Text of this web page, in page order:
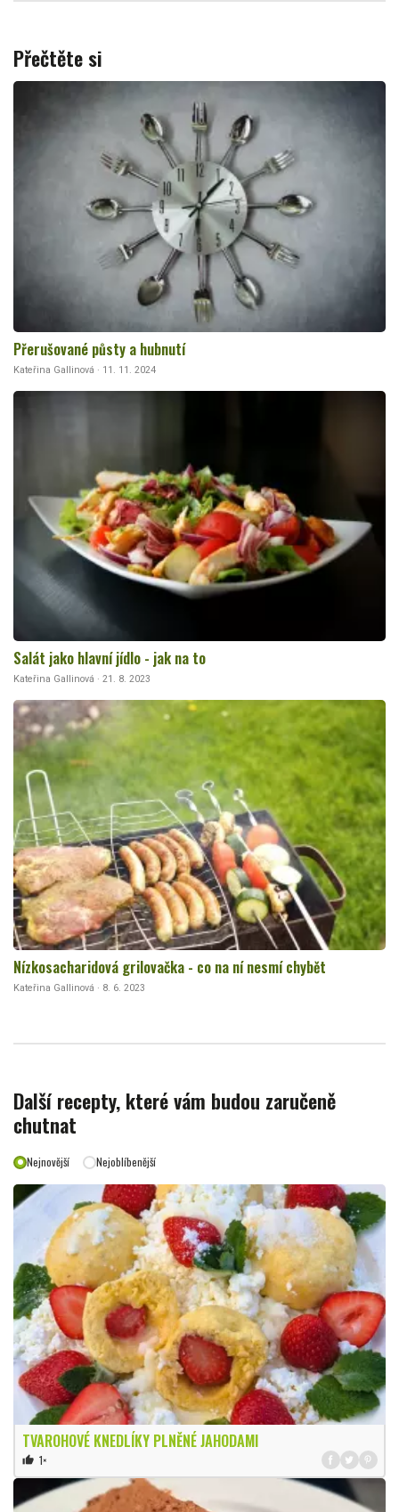
Přečtěte si
Přerušované půsty a hubnutí
Kateřina Gallinová · 11. 11. 2024
Salát jako hlavní jídlo - jak na to
Kateřina Gallinová · 21. 8. 2023
Nízkosacharidová grilovačka - co na ní nesmí chybět
Kateřina Gallinová · 8. 6. 2023
Další recepty, které vám budou zaručeně
chutnat
Nejnovější Nejoblíbenější
TVAROHOVÉ KNEDLÍKY PLNĚNÉ JAHODAMI
thumb_up 1×